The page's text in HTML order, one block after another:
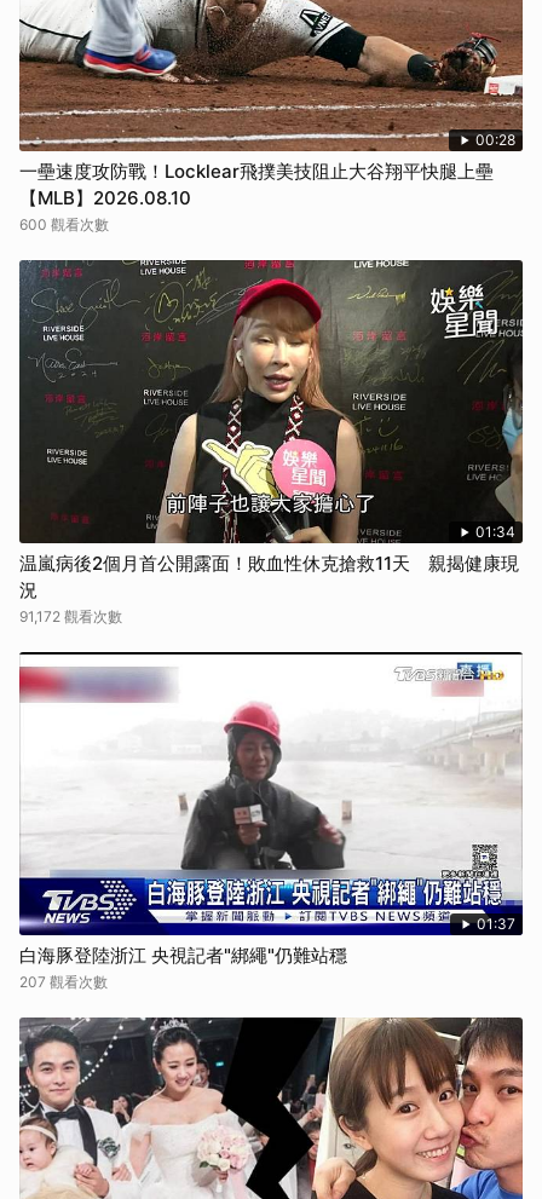
00:28
一壘速度攻防戰！Locklear飛撲美技阻止大谷翔平快腿上壘
【MLB】2026.08.10
600 觀看次數
01:34
温嵐病後2個月首公開露面！敗血性休克搶救11天 親揭健康現
況
91,172 觀看次數
01:37
白海豚登陸浙江 央視記者"綁繩"仍難站穩
207 觀看次數